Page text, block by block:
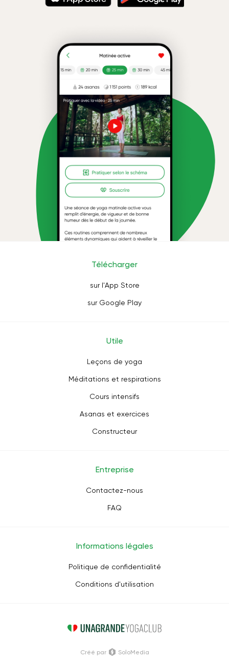
Télécharger
sur l'App Store
sur Google Play
Utile
Leçons de yoga
Méditations et respirations
Cours intensifs
Asanas et exercices
Constructeur
Entreprise
Contactez-nous
FAQ
Informations légales
Politique de confidentialité
Conditions d'utilisation
Créé par SoloMedia